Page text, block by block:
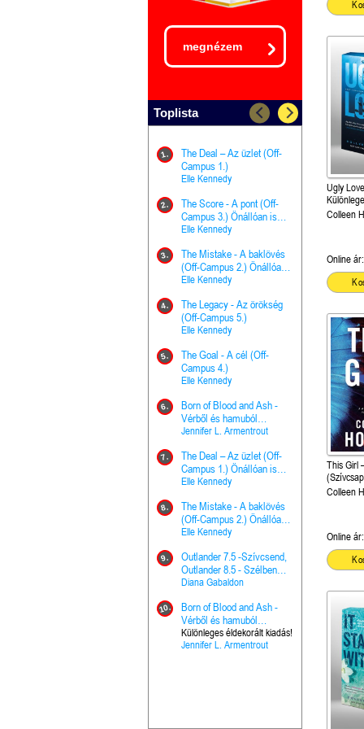
megnézem
Toplista
1.
The Deal – Az üzlet (Off-
Campus 1.)
Elle Kennedy
2.
The Score - A pont (Off-
Campus 3.) Önállóan is
olvasható!
Elle Kennedy
3.
The Mistake - A baklövés
(Off-Campus 2.) Önállóan
is olvasható!
Elle Kennedy
4.
The Legacy - Az örökség
(Off-Campus 5.)
Elle Kennedy
5.
The Goal - A cél (Off-
Campus 4.)
Elle Kennedy
6.
Born of Blood and Ash -
Vérből és hamuból
született (Hús és tűz 4.)
Jennifer L. Armentrout
7.
The Deal – Az üzlet (Off-
Campus 1.) Önállóan is
olvasható!
Elle Kennedy
8.
The Mistake - A baklövés
(Off-Campus 2.) Önállóan
is olvasható!
Elle Kennedy
9.
Outlander 7.5 -Szívcsend,
Outlander 8.5 - Szélben
sodródó falevél
Diana Gabaldon
10.
Born of Blood and Ash -
Vérből és hamuból
született (Hús és tűz 4.)
Különleges éldekorált kiadás!
Jennifer L. Armentrout
The Goal
Campus
olvasható!
Elle
Grace
Kegyelem
The Score
Campus 3.)
Elle
The
(A csont
Harper L.
The
the Priest - Vallomások: A
Hercegnő,
Pap
Ella Frank
Ashen
trón
kiadás!
Marie
A téli
munkafüzet
Bayné
nyugalma
Krónikák
Kresley
Ashen
Marie
Outlander
Outlander
sodródó
Diana
Ugly
kiadás!
Colleen
Online ár:
This Girl
Colleen
Online ár: